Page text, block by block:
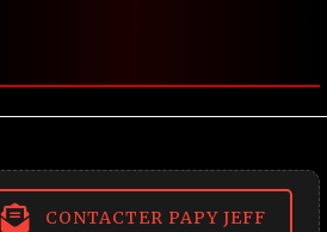
CONTACTER PAPY JEFF